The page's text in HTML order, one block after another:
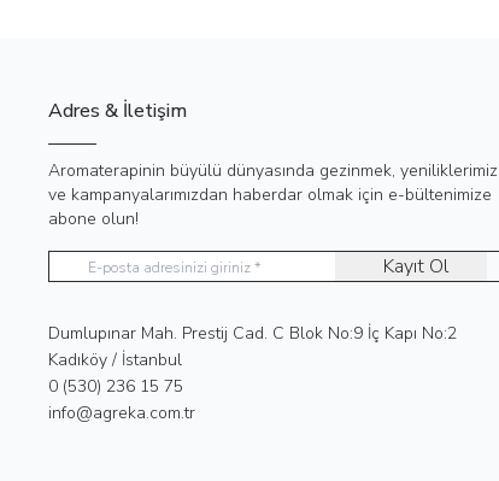
Adres & İletişim
Aromaterapinin büyülü dünyasında gezinmek, yeniliklerimiz
ve kampanyalarımızdan haberdar olmak için e-bültenimize
abone olun!
Kayıt Ol
Adres
Dumlupınar Mah. Prestij Cad. C Blok No:9 İç Kapı No:2
Kadıköy / İstanbul
Telefon
0 (530) 236 15 75
E-Posta
info@agreka.com.tr